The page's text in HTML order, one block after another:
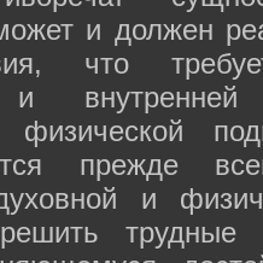
и должен
что
и
физической
прежде
и